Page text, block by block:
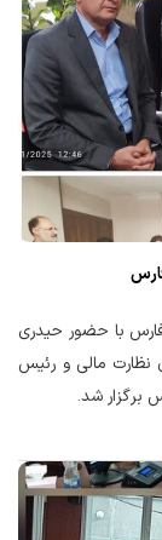
با حضور حیدری
نظارت مالی و رئیس
برگزار شد.